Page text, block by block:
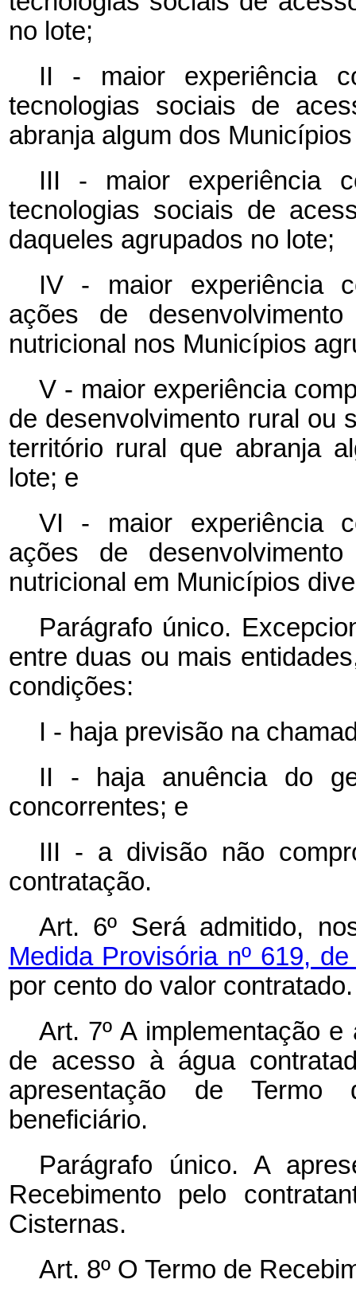
no lote;
II - maior experiência
tecnologias sociais de
abranja algum dos
III - maior experiência
tecnologias sociais de
daqueles agrupados no lote;
IV - maior experiência
ações de
nutricional nos Municípios
V - maior experiência
de desenvolvimento rural ou
território rural que abranja
lote; e
VI - maior experiência
ações de
nutricional em Municípios
Parágrafo único.
entre duas ou mais
condições:
I - haja previsão na
II - haja anuência do
concorrentes; e
III - a divisão não
contratação.
Art. 6º Será admitido,
Medida Provisória nº 619,
por cento do valor contratado.
Art. 7º A implementação
de acesso à água
apresentação de Termo
beneficiário.
Parágrafo único. A
Recebimento pelo
Cisternas.
Art. 8º O Termo de